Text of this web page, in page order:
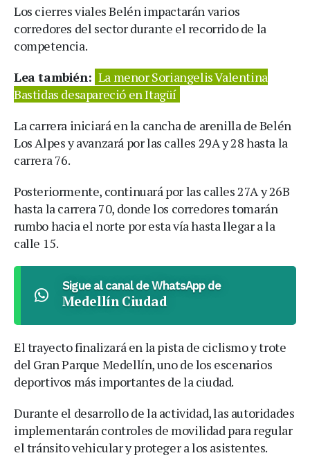
Los cierres viales Belén impactarán varios
corredores del sector durante el recorrido de la
competencia.
Lea también: La menor Soriangelis Valentina
Bastidas desapareció en Itagüí
La carrera iniciará en la cancha de arenilla de Belén
Los Alpes y avanzará por las calles 29A y 28 hasta la
carrera 76.
Posteriormente, continuará por las calles 27A y 26B
hasta la carrera 70, donde los corredores tomarán
rumbo hacia el norte por esta vía hasta llegar a la
calle 15.
Sigue al canal de WhatsApp de
Medellín Ciudad
El trayecto finalizará en la pista de ciclismo y trote
del Gran Parque Medellín, uno de los escenarios
deportivos más importantes de la ciudad.
Durante el desarrollo de la actividad, las autoridades
implementarán controles de movilidad para regular
el tránsito vehicular y proteger a los asistentes.